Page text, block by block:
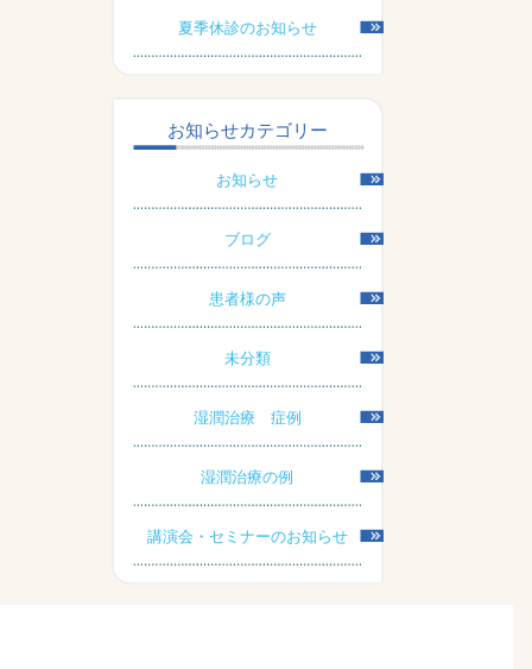
夏季休診のお知らせ
お知らせカテゴリー
お知らせ
ブログ
患者様の声
未分類
湿潤治療 症例
湿潤治療の例
講演会・セミナーのお知らせ